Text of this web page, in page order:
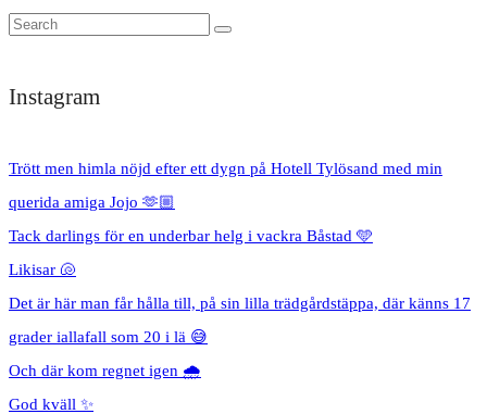
Instagram
Trött men himla nöjd efter ett dygn på Hotell Tylösand med min
querida amiga Jojo 🫶🏼
Tack darlings för en underbar helg i vackra Båstad 🩵
Likisar 🐚
Det är här man får hålla till, på sin lilla trädgårdstäppa, där känns 17
grader iallafall som 20 i lä 😅
Och där kom regnet igen 🌧️
God kväll ✨